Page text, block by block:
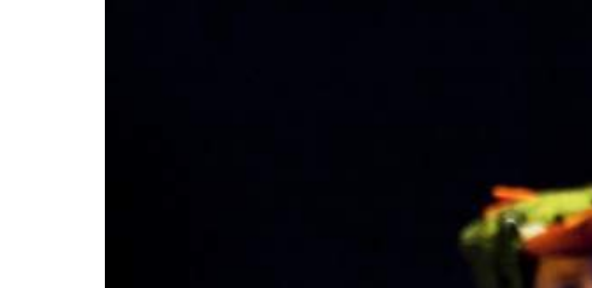
:
/home/
content/themes/